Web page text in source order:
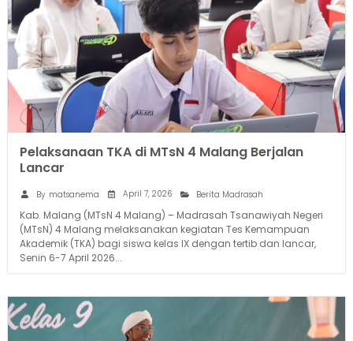
Pelaksanaan TKA di MTsN 4 Malang Berjalan
Lancar
By matsanema April 7, 2026 Berita Madrasah
Kab. Malang (MTsN 4 Malang) – Madrasah Tsanawiyah Negeri
(MTsN) 4 Malang melaksanakan kegiatan Tes Kemampuan
Akademik (TKA) bagi siswa kelas IX dengan tertib dan lancar,
Senin 6-7 April 2026...